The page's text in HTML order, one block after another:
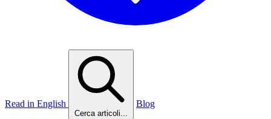
Read in English
Cerca articoli...
Blog